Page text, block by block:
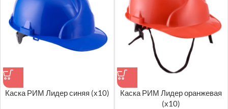
Каска РИМ Лидер синяя (х10)
Каска РИМ Лидер оранжевая
(х10)